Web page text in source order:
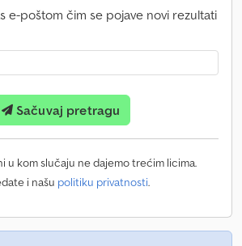
e-poštom čim se pojave novi rezultati
Sačuvaj pretragu
u kom slučaju ne dajemo trećim licima.
i našu politiku privatnosti.